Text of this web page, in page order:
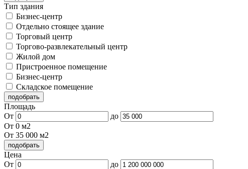
Тип здания
Бизнес-центр
Отдельно стоящее здание
Торговый центр
Торгово-развлекательный центр
Жилой дом
Пристроенное помещение
Бизнес-центр
Складское помещение
Площадь
От
до
От 0 м2
От 35 000 м2
Цена
От
до